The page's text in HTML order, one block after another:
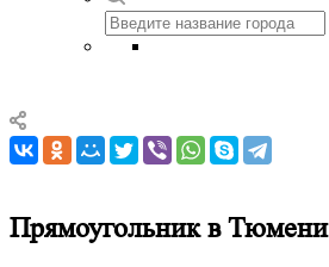
Прямоугольник в Тюмени